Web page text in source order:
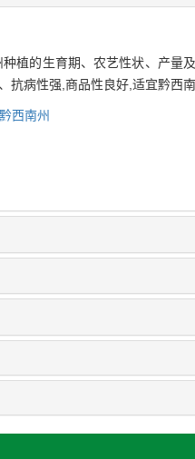
植的生育期、农艺性状、产
抗病性强,商品性良好,适宜黔西
黔西南州